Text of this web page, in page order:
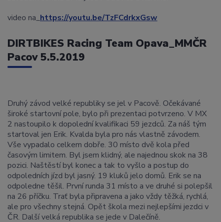
video na_https://youtu.be/TzFCdrkxGsw
DIRTBIKES Racing Team Opava_MMČR
Pacov 5.5.2019
Druhý závod velké republiky se jel v Pacově. Očekávané
široké startovní pole, bylo při prezentaci potvrzeno. V MX
2 nastoupilo k dopolední kvalifikaci 59 jezdců. Za náš tým
startoval jen Erik. Kvalda byla pro nás vlastně závodem.
Vše vypadalo celkem dobře. 30 místo dvě kola před
časovým limitem. Byl jsem klidný, ale najednou skok na 38
pozici. Naštěstí byl konec a tak to vyšlo a postup do
odpoledních jízd byl jasný. 19 kluků jelo domů. Erik se na
odpoledne těšil. První runda 31 místo a ve druhé si polepšil
na 26 příčku. Trať byla připravena a jako vždy těžká, rychlá,
ale pro všechny stejná. Opět škola mezi nejlepšími jezdci v
ČR. Další velká republika se jede v Dalečíně.